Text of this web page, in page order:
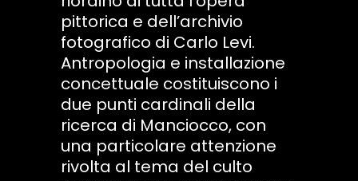
pittorica e dell’archivio
fotografico di Carlo Levi.
Antropologia e installazione
concettuale costituiscono i
due punti cardinali della
ricerca di Manciocco, con
una particolare attenzione
rivolta al tema del culto